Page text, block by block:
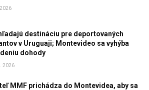
destináciu pre deportovaných
v Uruguaji; Montevideo sa vyhýba
dohody
2026
MMF prichádza do Montevidea, aby sa